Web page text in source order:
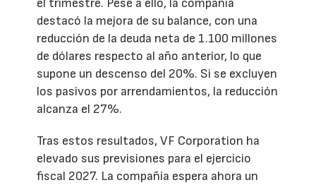
el trimestre. Pese a ello, la compañía
destacó la mejora de su balance, con una
reducción de la deuda neta de 1.100 millones
de dólares respecto al año anterior, lo que
supone un descenso del 20%. Si se excluyen
los pasivos por arrendamientos, la reducción
alcanza el 27%.
Tras estos resultados, VF Corporation ha
elevado sus previsiones para el ejercicio
fiscal 2027. La compañía espera ahora un